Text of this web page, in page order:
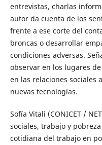
entrevistas, charlas
autor da cuenta de los
frente a ese corte del
broncas o desarrollar
condiciones adversas.
observar en los lugares
en las relaciones sociales
nuevas tecnologías.
Sofía Vitali (CONICET /
sociales, trabajo y
cotidiana del trabajo en